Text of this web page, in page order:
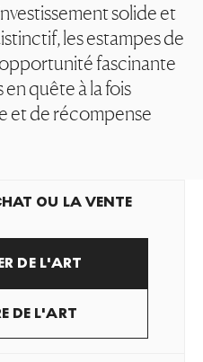
solide et
les estampes de
fascinante
quête à la fois
et de récompense
OU LA VENTE
DE L'ART
DE L'ART